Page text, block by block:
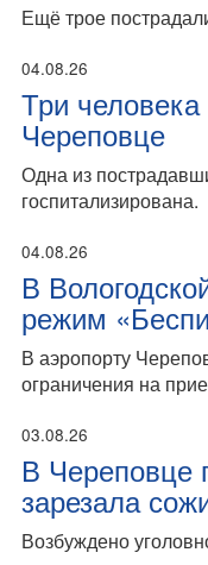
Ещё трое
04.08.26
Три
Череповце
Одна из
госпитализирована.
04.08.26
В
режим
В аэропорту
ограничения на
03.08.26
В Череповце
зарезала
Возбуждено